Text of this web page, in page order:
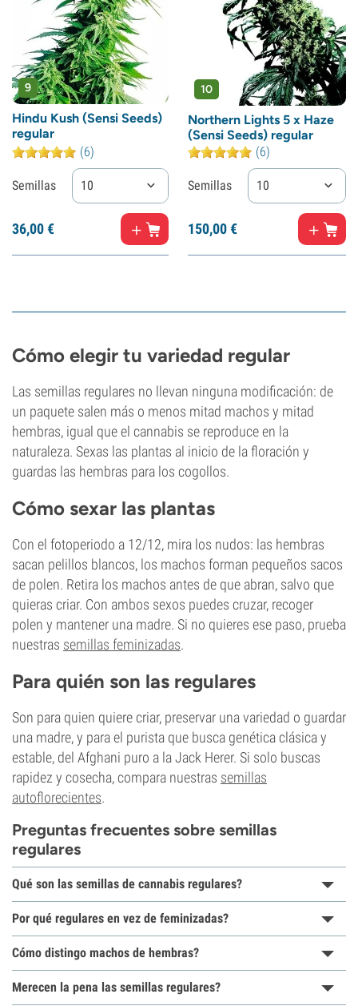
9
Hindu Kush (Sensi Seeds)
regular
(6)
Semillas 10
36,00€
10
Northern Lights 5 x Haze
(Sensi Seeds) regular
(6)
Semillas 10
150,00€
Cómo elegir tu variedad regular
Las semillas regulares no llevan ninguna modificación: de
un paquete salen más o menos mitad machos y mitad
hembras, igual que el cannabis se reproduce en la
naturaleza. Sexas las plantas al inicio de la floración y
guardas las hembras para los cogollos.
Cómo sexar las plantas
Con el fotoperiodo a 12/12, mira los nudos: las hembras
sacan pelillos blancos, los machos forman pequeños sacos
de polen. Retira los machos antes de que abran, salvo que
quieras criar. Con ambos sexos puedes cruzar, recoger
polen y mantener una madre. Si no quieres ese paso, prueba
nuestras semillas feminizadas.
Para quién son las regulares
Son para quien quiere criar, preservar una variedad o guardar
una madre, y para el purista que busca genética clásica y
estable, del Afghani puro a la Jack Herer. Si solo buscas
rapidez y cosecha, compara nuestras semillas
autoflorecientes.
Preguntas frecuentes sobre semillas
regulares
Qué son las semillas de cannabis regulares?
Por qué regulares en vez de feminizadas?
Cómo distingo machos de hembras?
Merecen la pena las semillas regulares?